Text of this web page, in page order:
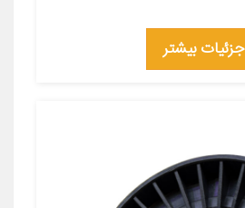
جزئیات بیشتر